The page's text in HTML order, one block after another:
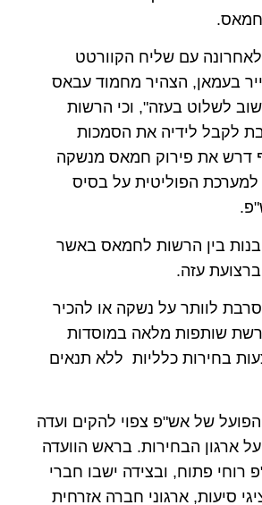
עם שליח הקוורטט
בעמאן, הצהיר מחמוד עבאס
לשלוט בעזה", וכי הרשות
לקבל לידיה את הסמכות
דרש את פירוק חמאס מנשקה
הפוליטית על בסיס
בין הרשות לחמאס באשר
עזה.
לוותר על נשקה או להכיר
שותפות מלאה במוסדות
בחירות כלליות ללא תנאים
של אש"פ צפוי להקים ועדה
ארגון הבחירות. בראש הוועדה
רוחי פתוח, ובצידה ישבו חברי
סיעות, ארגוני חברה אזרחית